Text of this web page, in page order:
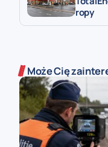
ropy
Może Cię